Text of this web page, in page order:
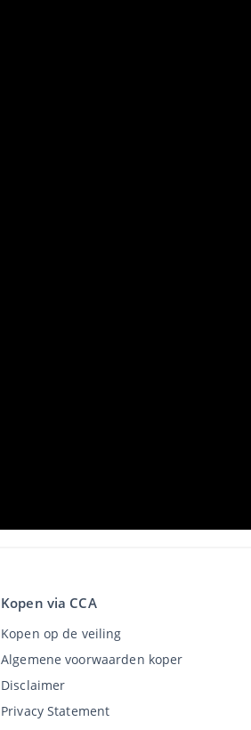
Kopen via CCA
Kopen op de veiling
Algemene voorwaarden koper
Disclaimer
Privacy Statement